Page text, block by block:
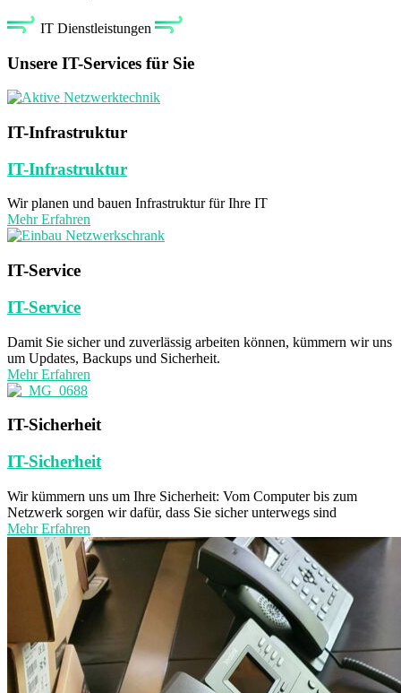
IT Dienstleistungen
Unsere IT-Services für Sie
IT-Infrastruktur
IT-Infrastruktur
Wir planen und bauen Infrastruktur für Ihre IT
Mehr Erfahren
IT-Service
IT-Service
Damit Sie sicher und zuverlässig arbeiten können, kümmern wir uns
um Updates, Backups und Sicherheit.
Mehr Erfahren
IT-Sicherheit
IT-Sicherheit
Wir kümmern uns um Ihre Sicherheit: Vom Computer bis zum
Netzwerk sorgen wir dafür, dass Sie sicher unterwegs sind
Mehr Erfahren